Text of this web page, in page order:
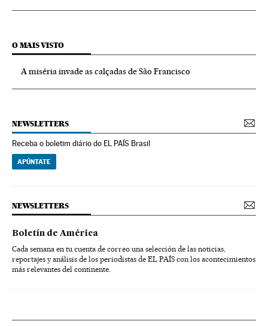
O MAIS VISTO
A miséria invade as calçadas de São Francisco
NEWSLETTERS
Receba o boletim diário do EL PAÍS Brasil
APÚNTATE
NEWSLETTERS
Boletín de América
Cada semana en tu cuenta de correo una selección de las noticias,
reportajes y análisis de los periodistas de EL PAÍS con los acontecimientos
más relevantes del continente.